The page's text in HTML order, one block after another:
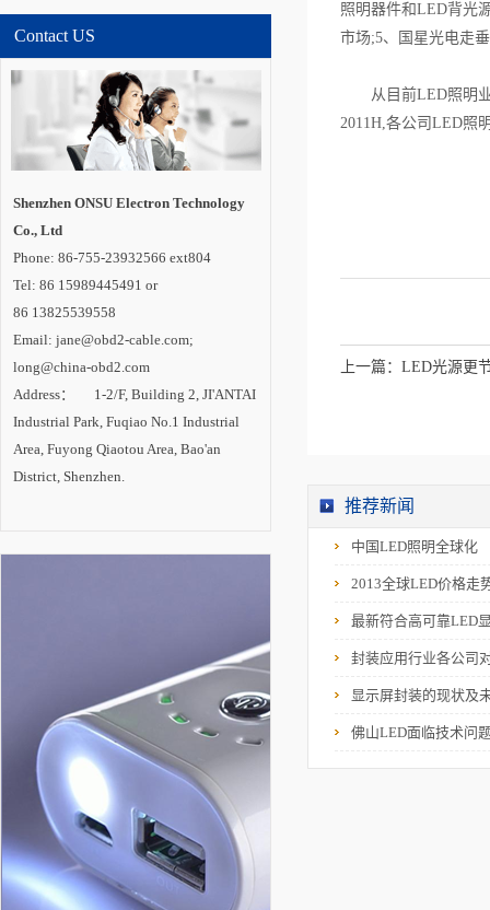
环”。 在与发达国
合作计划，中国半导
体照明国家重点实验
室在荷兰代尔夫特大
学建立海外研发实体
机构“国际开放创新中
心”，并共同培养博士
及博士后。中国还与
应用、标准检测、示
范工程评价和产品循
斯、南非建立“金砖国
家半导体照明合作平
设。 内专家认
为，LED照明已成为
命，在照明产业变革
着技术进步的推动和
市场需求的拉动，
Contact US
Shenzhen ONSU Electron Technology
Co., Ltd
Phone: 86-755-23932566 ext804
Tel: 86 15989445491 or
86 13825539558
Email: jane@obd2-cable.com;
long@china-obd2.com
Address： 1-2/F, Building 2, JI'ANTAI
Industrial Park, Fuqiao No.1 Industrial
Area, Fuyong Qiaotou Area, Bao'an
District, Shenzhen.
照明器件和LED背光
市场;5、国星光电走
从目前LED照明业
2011H,各公司LED照
上一篇： LED光源更
推荐新闻
中国LED照明全球化
2013全球LED价格走
最新符合高可靠LED
封装应用行业各公司
显示屏封装的现状及
佛山LED面临技术问